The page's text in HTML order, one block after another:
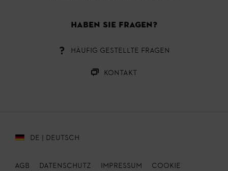
HABEN SIE FRAGEN?
HÄUFIG GESTELLTE FRAGEN
KONTAKT
DE | DEUTSCH
AGB DATENSCHUTZ IMPRESSUM Cookie